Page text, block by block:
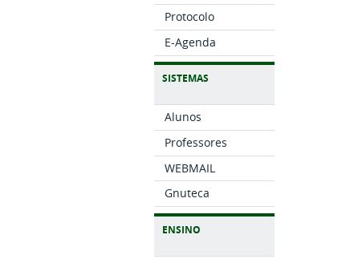
Protocolo
E-Agenda
SISTEMAS
Alunos
Professores
WEBMAIL
Gnuteca
ENSINO